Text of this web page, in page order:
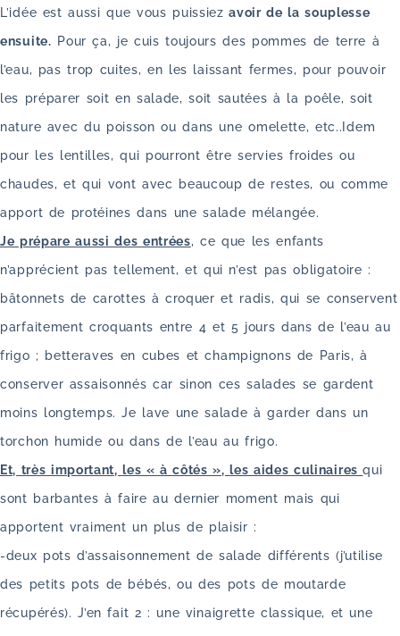
L’idée est aussi que vous puissiez avoir de la souplesse
ensuite. Pour ça, je cuis toujours des pommes de terre à
l’eau, pas trop cuites, en les laissant fermes, pour pouvoir
les préparer soit en salade, soit sautées à la poêle, soit
nature avec du poisson ou dans une omelette, etc..Idem
pour les lentilles, qui pourront être servies froides ou
chaudes, et qui vont avec beaucoup de restes, ou comme
apport de protéines dans une salade mélangée.
Je prépare aussi des entrées, ce que les enfants
n’apprécient pas tellement, et qui n’est pas obligatoire :
bâtonnets de carottes à croquer et radis, qui se conservent
parfaitement croquants entre 4 et 5 jours dans de l’eau au
frigo ; betteraves en cubes et champignons de Paris, à
conserver assaisonnés car sinon ces salades se gardent
moins longtemps. Je lave une salade à garder dans un
torchon humide ou dans de l’eau au frigo.
Et, très important, les « à côtés », les aides culinairesqui
sont barbantes à faire au dernier moment mais qui
apportent vraiment un plus de plaisir :
-deux pots d’assaisonnement de salade différents (j’utilise
des petits pots de bébés, ou des pots de moutarde
récupérés). J’en fait 2 : une vinaigrette classique, et une